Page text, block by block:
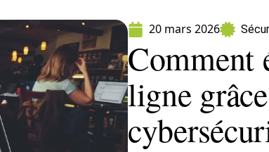
20 mars 2026
Comment
ligne